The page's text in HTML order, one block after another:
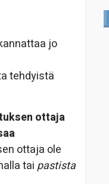
jo
tehdyistä
ottaja
ottaja ole
taipastista